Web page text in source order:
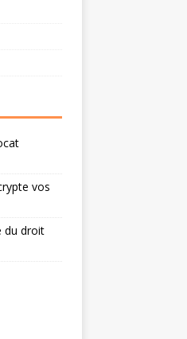
vos
du droit